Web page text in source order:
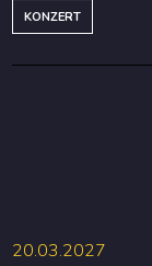
KONZERT
20.03.2027